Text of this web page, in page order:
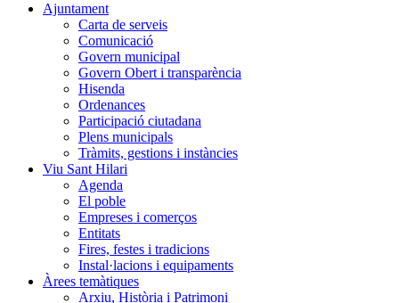
Ajuntament
Carta de serveis
Comunicació
Govern municipal
Govern Obert i transparència
Hisenda
Ordenances
Participació ciutadana
Plens municipals
Tràmits, gestions i instàncies
Viu Sant Hilari
Agenda
El poble
Empreses i comerços
Entitats
Fires, festes i tradicions
Instal·lacions i equipaments
Àrees temàtiques
Arxiu, Història i Patrimoni